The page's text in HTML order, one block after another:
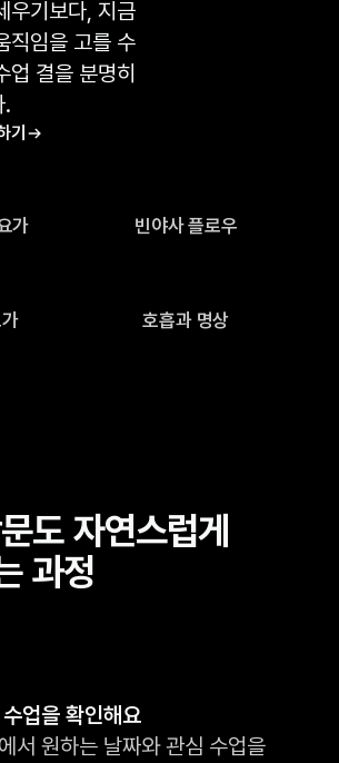
우기보다, 지금
직임을 고를 수
업 결을 분명히
.
기
가 빈야사 플로우
호흡과 명상
도 자연스럽게
과정
업을 확인해요
서 원하는 날짜와 관심 수업을